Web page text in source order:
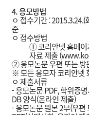
4.응모방법
ㅇ 접수기간 :
준
ㅇ 접수방법
① 코리안넷 홈페이
자료 제출 (
② 응모논문 우편 또는 방
※ 모든 응모자 코리안넷
ㅇ 제출서류
- 응모논문 PDF, 학위증
DB 양식(온라인 제출)
- 응모논문 원본 2부(우편